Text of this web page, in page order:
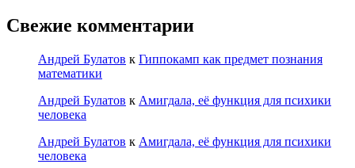
Свежие комментарии
Андрей Булатов к Гиппокамп как предмет познания
математики
Андрей Булатов к Амигдала, её функция для психики
человека
Андрей Булатов к Амигдала, её функция для психики
человека